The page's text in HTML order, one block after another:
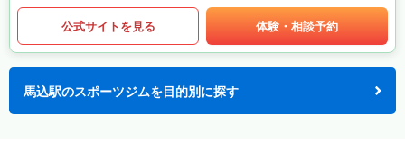
公式サイトを見る 体験・相談予約
馬込駅のスポーツジムを目的別に探す